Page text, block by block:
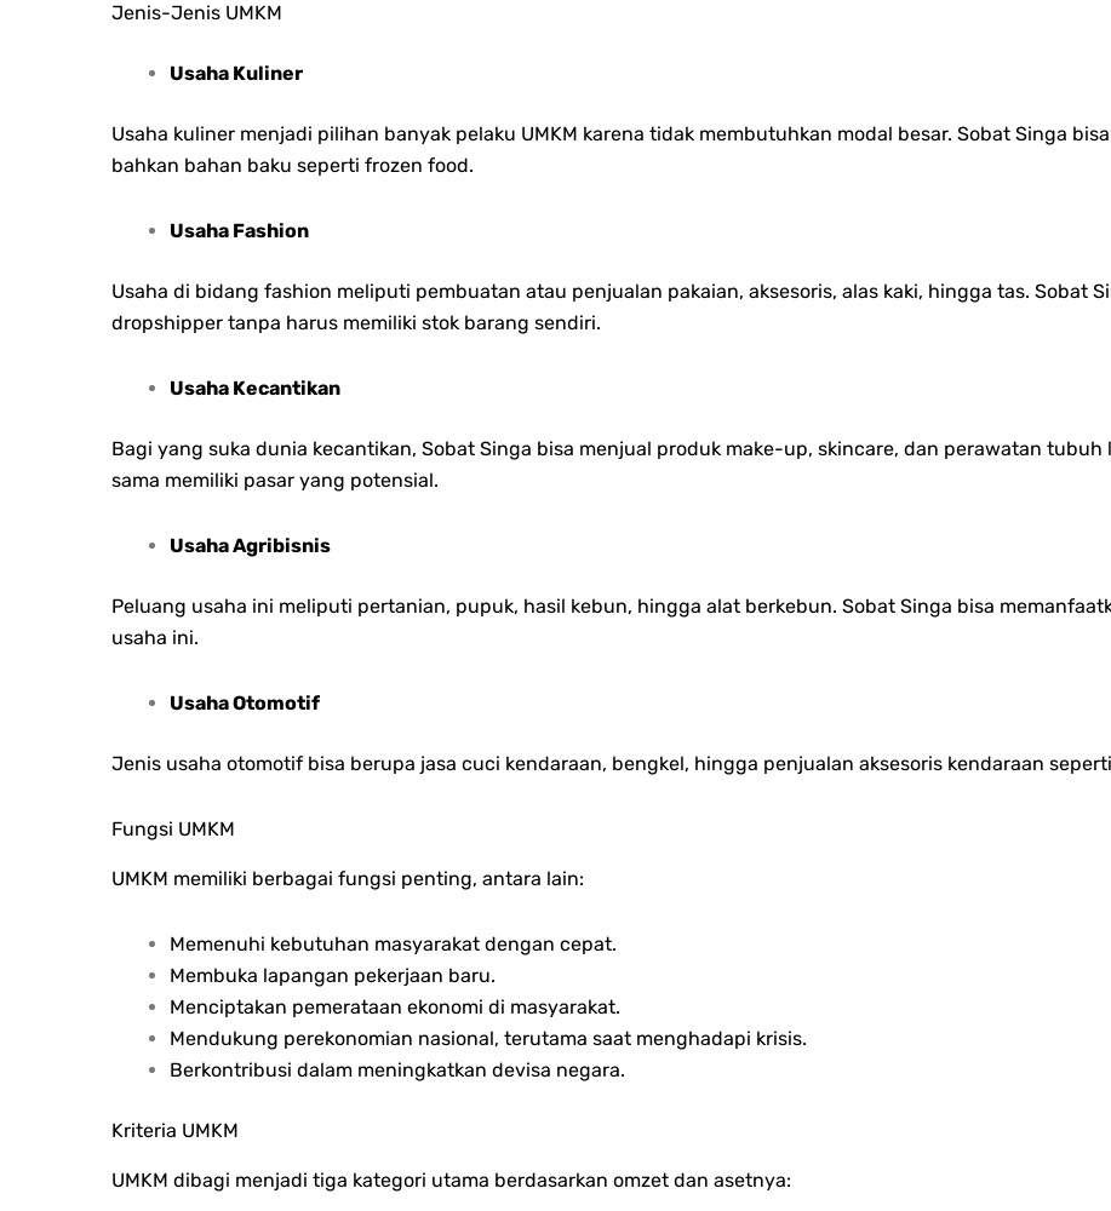
Jenis-Jenis UMKM
Usaha Kuliner
Usaha kuliner menjadi pilihan banyak pelaku UMKM karena tidak membutuhkan modal besar. Sobat Singa
bahkan bahan baku seperti frozen food.
Usaha Fashion
Usaha di bidang fashion meliputi pembuatan atau penjualan pakaian, aksesoris, alas kaki, hingga tas. Sobat
dropshipper tanpa harus memiliki stok barang sendiri.
Usaha Kecantikan
Bagi yang suka dunia kecantikan, Sobat Singa bisa menjual produk make-up, skincare, dan perawatan
sama memiliki pasar yang potensial.
Usaha Agribisnis
Peluang usaha ini meliputi pertanian, pupuk, hasil kebun, hingga alat berkebun. Sobat Singa bisa
usaha ini.
Usaha Otomotif
Jenis usaha otomotif bisa berupa jasa cuci kendaraan, bengkel, hingga penjualan aksesoris kendaraan
Fungsi UMKM
UMKM memiliki berbagai fungsi penting, antara lain:
Memenuhi kebutuhan masyarakat dengan cepat.
Membuka lapangan pekerjaan baru.
Menciptakan pemerataan ekonomi di masyarakat.
Mendukung perekonomian nasional, terutama saat menghadapi krisis.
Berkontribusi dalam meningkatkan devisa negara.
Kriteria UMKM
UMKM dibagi menjadi tiga kategori utama berdasarkan omzet dan asetnya: